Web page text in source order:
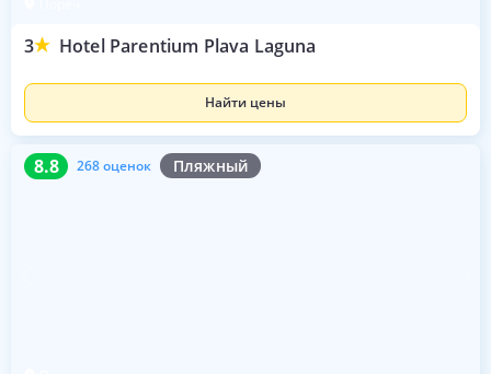
3 Hotel Parentium Plava Laguna
Найти цены
8.8 268 оценок Пляжный
8.8 268 оценок